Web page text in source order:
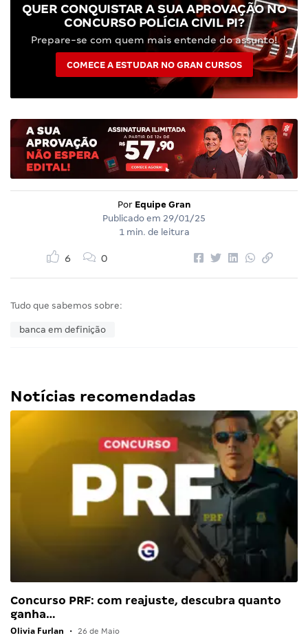
QUER CONQUISTAR A SUA APROVAÇÃO NO
CONCURSO POLÍCIA CIVIL PI?
Prepare-se com quem mais entende do assunto!
COMECE A ESTUDAR NO GRAN CURSOS
Por Equipe Gran
Publicado em 29/01/25
1 min. de leitura
6 0
Tudo que sabemos sobre:
banca em definição
Notícias recomendadas
Concurso PRF: com reajuste, descubra quanto
ganha…
Olivia Furlan • 26 de Maio